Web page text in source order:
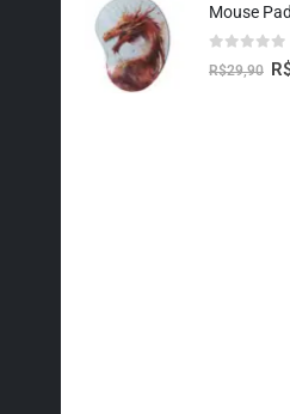
fora de 5
R$29,90